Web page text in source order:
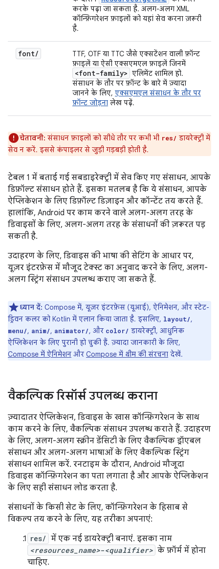
करके पढ़ा जा सकता है. अलग-अलग XML
कॉन्फ़िगरेशन फ़ाइलों को यहां सेव करना ज़रूरी
है.
font/
TTF, OTF या TTC जैसे एक्सटेंशन वाली फ़ॉन्ट
फ़ाइलें या ऐसी एक्सएमएल फ़ाइलें जिनमें
<font-family> एलिमेंट शामिल हो.
संसाधन के तौर पर फ़ॉन्ट के बारे में ज़्यादा
जानने के लिए, एक्सएमएल संसाधन के तौर पर
फ़ॉन्ट जोड़ना लेख पढ़ें.
चेतावनी: संसाधन फ़ाइलों को सीधे तौर पर कभी भी res/ डायरेक्ट्री में
सेव न करें. इससे कंपाइलर से जुड़ी गड़बड़ी होती है.
टेबल 1 में बताई गई सबडाइरेक्ट्री में सेव किए गए संसाधन, आपके
डिफ़ॉल्ट संसाधन होते हैं. इसका मतलब है कि ये संसाधन, आपके
ऐप्लिकेशन के लिए डिफ़ॉल्ट डिज़ाइन और कॉन्टेंट तय करते हैं.
हालांकि, Android पर काम करने वाले अलग-अलग तरह के
डिवाइसों के लिए, अलग-अलग तरह के संसाधनों की ज़रूरत पड़
सकती है.
उदाहरण के लिए, डिवाइस की भाषा की सेटिंग के आधार पर,
यूज़र इंटरफ़ेस में मौजूद टेक्स्ट का अनुवाद करने के लिए, अलग-
अलग स्ट्रिंग संसाधन उपलब्ध कराए जा सकते हैं.
ध्यान दें: Compose में, यूज़र इंटरफ़ेस (यूआई), ऐनिमेशन, और स्टेट-
ड्रिवन कलर को Kotlin में एलान किया जाता है. इसलिए, layout/,
menu/, anim/, animator/, और color/ डायरेक्ट्री, आधुनिक
ऐप्लिकेशन के लिए पुरानी हो चुकी हैं. ज़्यादा जानकारी के लिए,
Compose में ऐनिमेशन और Compose में थीम की संरचना देखें.
वैकल्पिक रिसॉर्स उपलब्ध कराना
ज़्यादातर ऐप्लिकेशन, डिवाइस के खास कॉन्फ़िगरेशन के साथ
काम करने के लिए, वैकल्पिक संसाधन उपलब्ध कराते हैं. उदाहरण
के लिए, अलग-अलग स्क्रीन डेंसिटी के लिए वैकल्पिक ड्रॉएबल
संसाधन और अलग-अलग भाषाओं के लिए वैकल्पिक स्ट्रिंग
संसाधन शामिल करें. रनटाइम के दौरान, Android मौजूदा
डिवाइस कॉन्फ़िगरेशन का पता लगाता है और आपके ऐप्लिकेशन
के लिए सही संसाधन लोड करता है.
संसाधनों के किसी सेट के लिए, कॉन्फ़िगरेशन के हिसाब से
विकल्प तय करने के लिए, यह तरीका अपनाएं:
res/ में एक नई डायरेक्ट्री बनाएं. इसका नाम
<resources_name>-<qualifier> के फ़ॉर्म में होना
चाहिए.